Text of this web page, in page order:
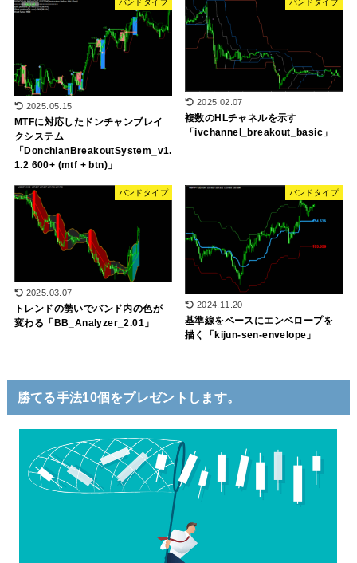
バンドタイプ
2025.05.15
MTFに対応したドンチャンブレイ
クシステム
「DonchianBreakoutSystem_v1.
1.2 600+ (mtf + btn)」
バンドタイプ
2025.02.07
複数のHLチャネルを示す
「ivchannel_breakout_basic」
バンドタイプ
2025.03.07
トレンドの勢いでバンド内の色が
変わる「BB_Analyzer_2.01」
バンドタイプ
2024.11.20
基準線をベースにエンベロープを
描く「kijun-sen-envelope」
勝てる手法10個をプレゼントします。